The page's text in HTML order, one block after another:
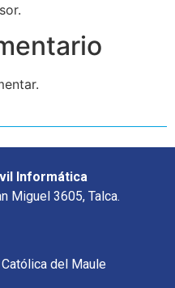
Informática
Miguel 3605, Talca.
del Maule